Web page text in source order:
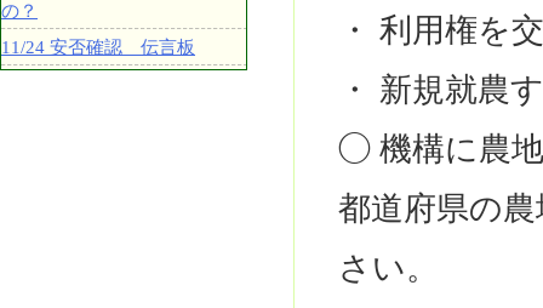
・ 利用権を
・ 新規就農
◯ 機構に農
都道府県の
さい。
の？
11/24 安否確認 伝言板